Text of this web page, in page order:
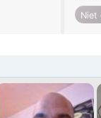
Niet